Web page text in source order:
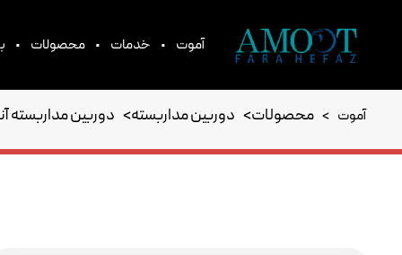
آموت • خدمات • محصولات •
آموت > محصولات> دوربین مداربسته> دوربین مداربسته